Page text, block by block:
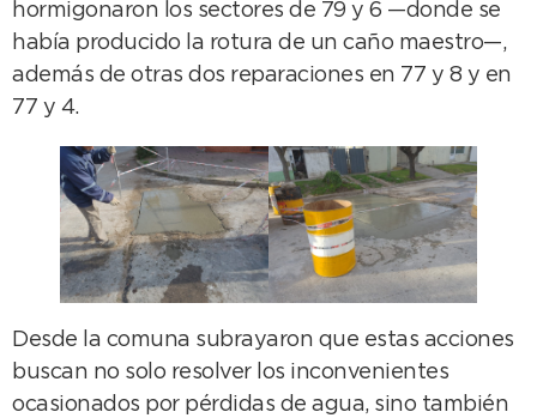
hormigonaron los sectores de 79 y 6 —donde se
había producido la rotura de un caño maestro—,
además de otras dos reparaciones en 77 y 8 y en
77 y 4.
Desde la comuna subrayaron que estas acciones
buscan no solo resolver los inconvenientes
ocasionados por pérdidas de agua, sino también